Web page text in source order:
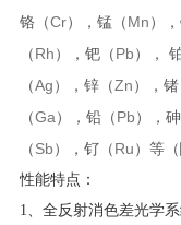
铬（Cr），锰（ Mn ）
（ Rh ），钯（ Pb），
（Ag ），锌（Zn ），锗
（Ga ），铅（ Pb），
（ Sb），钌（ Ru ）等（
性能特点：
1
、全反射消色差光学系